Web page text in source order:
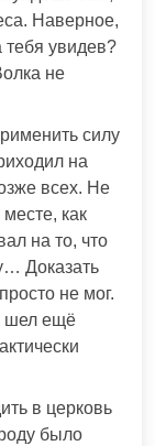
Наверное,
тебя увидев?
не
силу
на
всех. Не
как
на то, что
Доказать
не мог.
шел ещё
в церковь
было